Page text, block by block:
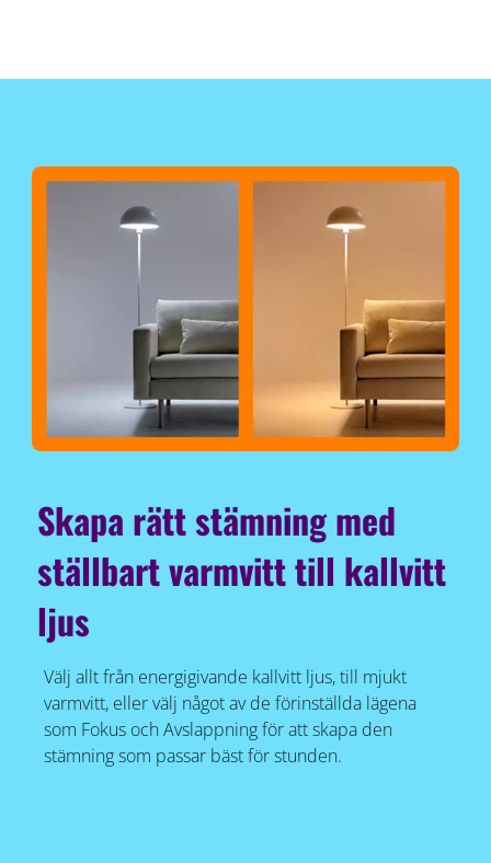
Skapa rätt stämning med
ställbart varmvitt till kallvitt
ljus
Välj allt från energigivande kallvitt ljus, till mjukt
varmvitt, eller välj något av de förinställda lägena
som Fokus och Avslappning för att skapa den
stämning som passar bäst för stunden.